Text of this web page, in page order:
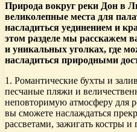
Природа вокруг реки Дон в
великолепные места для
насладиться уединением и
этом разделе мы расскажем
и уникальных уголках, где
насладиться природными
1. Романтические бухты и
песчаные пляжи и
неповторимую атмосферу для
вы сможете наслаждаться
рассветами, зажигать костры